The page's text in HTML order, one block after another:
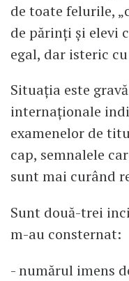
de toate felurile,
de părinți și elevi
egal, dar isteric
Situația este
internaționale
examenelor de
cap, semnalele
sunt mai curând
Sunt două-trei
m-au consternat:
- numărul imens